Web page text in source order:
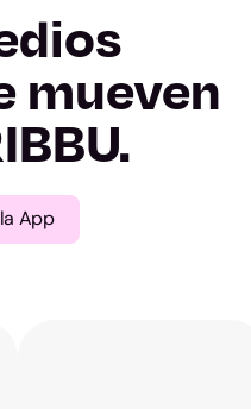
mueven
App